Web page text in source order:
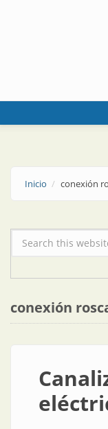
Inicio conexión
Formulario de
conexión